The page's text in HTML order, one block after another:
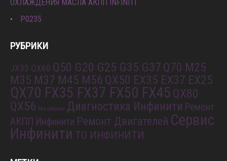
ОХЛАЖДЕНИЯ МАСЛА АКПП INFINITI
P0235
РУБРИКИ
JX35 QX60 Q50 G20 G25 G35 G37 Q70 M25
M35 M37 M45 M56 QX50 EX35 EX37 EX25
QX70 FX35 FX37 FX50 FX45 QX80
QX56 Без рубрики Диагностика Инфинити Ремонт
АКПП Инфинити Ремонт Двигателей Сервис
Инфинити ТО ИНФИНИТИ